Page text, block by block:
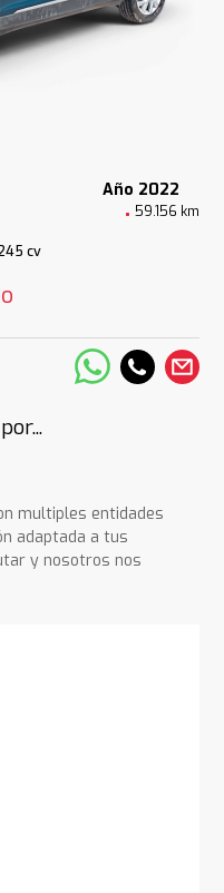
Año 2022
59.156 km
cv
multiples entidades
adaptada a tus
y nosotros nos